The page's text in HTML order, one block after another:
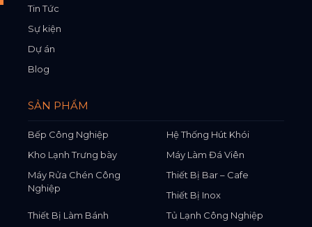
Tin Tức
Sự kiện
Dự án
Blog
SẢN PHẨM
Bếp Công Nghiệp
Hệ Thống Hút Khói
Kho Lạnh Trưng bày
Máy Làm Đá Viên
Máy Rửa Chén Công
Nghiệp
Thiết Bị Bar – Cafe
Thiết Bị Inox
Thiết Bị Làm Bánh
Tủ Lạnh Công Nghiệp